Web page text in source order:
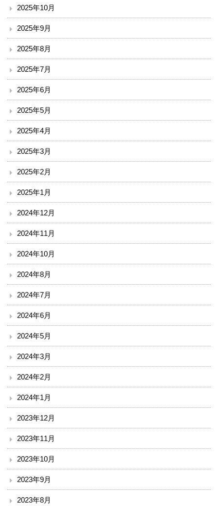
透析外科
呼吸器内科
小児科
外科
整形外科
皮膚科
泌尿器科
眼科
耳鼻咽喉科
漢方・疼痛緩和科
麻酔科
ドック・健診
地域連携・相談
入退院支援センター
地域医療連携室
患者相談窓口
その他
2025年10月
2025年9月
2025年8月
2025年7月
2025年6月
2025年5月
2025年4月
2025年3月
2025年2月
2025年1月
2024年12月
2024年11月
2024年10月
2024年8月
2024年7月
2024年6月
2024年5月
2024年3月
2024年2月
2024年1月
2023年12月
2023年11月
2023年10月
2023年9月
2023年8月